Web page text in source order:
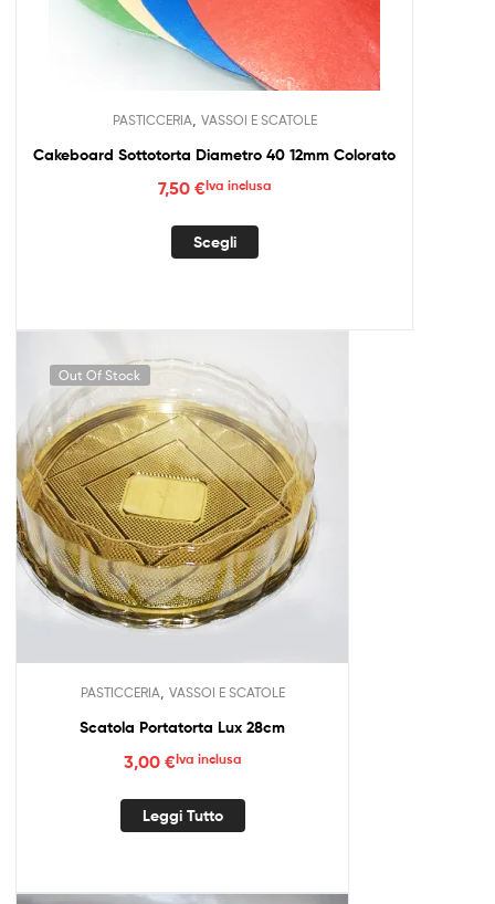
PASTICCERIA VASSOI E SCATOLE
Cakeboard Sottotorta Diametro 40 12mm Colorato
7,50 €Iva inclusa
Scegli
prodotto
possono
essere
scelte
nella
pagina
del
prodotto
Out Of Stock
PASTICCERIA VASSOI E SCATOLE
Scatola Portatorta Lux 28cm
3,00 €Iva inclusa
Leggi Tutto